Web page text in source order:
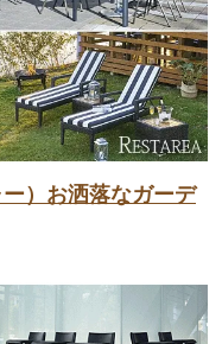
）お洒落なガーデ